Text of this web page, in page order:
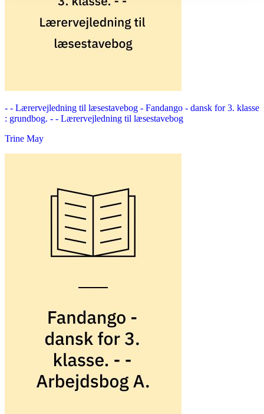
- - Lærervejledning til læsestavebog - Fandango - dansk for 3. klasse
: grundbog. - - Lærervejledning til læsestavebog
Trine May